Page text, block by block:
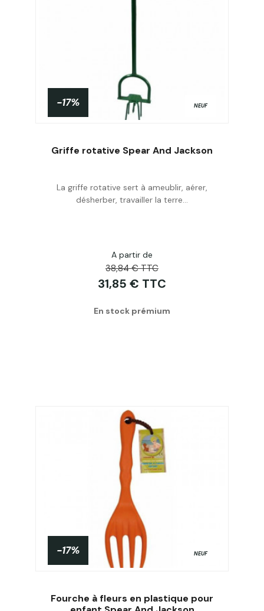
Acheter
-17% NEUF
Griffe rotative Spear And Jackson
La griffe rotative sert à ameublir, aérer,
désherber, travailler la terre...
A partir de
38,84 € TTC
31,85 € TTC
En stock prémium
-17% NEUF
Fourche à fleurs en plastique pour